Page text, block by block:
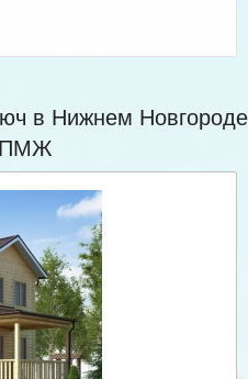
в Нижнем Новгороде